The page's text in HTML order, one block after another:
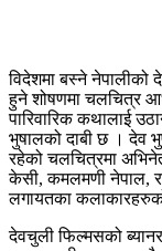
विदेशमा बस्ने नेपालीको
हुने शोषणमा चलचित्र
पारिवारिक कथालाई
भुषालको दाबी छ । देव
रहेको चलचित्रमा
केसी, कमलमणी नेपाल,
लगायतका
देवचुली फिल्मसको